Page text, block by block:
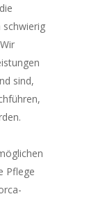
schwierig
sind,
Pflege